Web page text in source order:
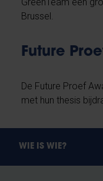
GreenTeam een
Brussel.
Future
De Future Proef
met hun thesis
WIE IS WIE?